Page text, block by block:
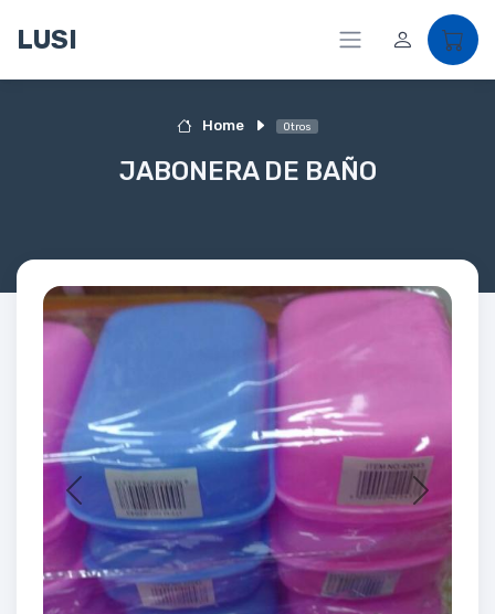
LUSI
Home Otros
JABONERA DE BAÑO
Previous Next